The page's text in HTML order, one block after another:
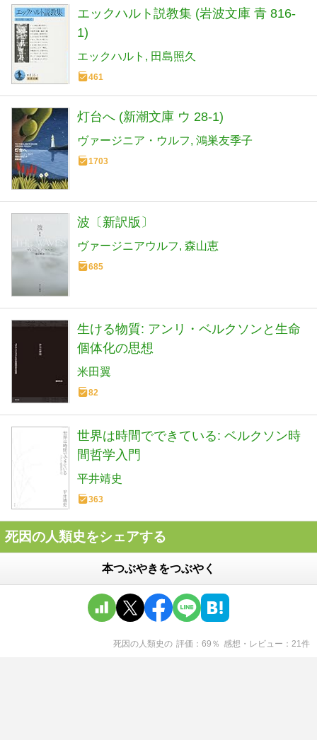
エックハルト説教集 (岩波文庫 青 816-
1)
エックハルト 田島照久
461
灯台へ (新潮文庫 ウ 28-1)
ヴァージニア・ウルフ 鴻巣友季子
1703
波〔新訳版〕
ヴァージニアウルフ 森山恵
685
生ける物質: アンリ・ベルクソンと生命
個体化の思想
米田翼
82
世界は時間でできている: ベルクソン時
間哲学入門
平井靖史
363
死因の人類史をシェアする
本つぶやきをつぶやく
死因の人類史の 評価 69 ％ 感想・レビュー 21件